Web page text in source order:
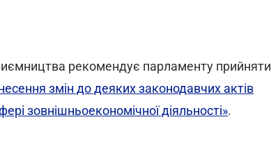
рекомендує парламенту прийняти
змін до деяких законодавчих актів
зовнішньоекономічної діяльності».